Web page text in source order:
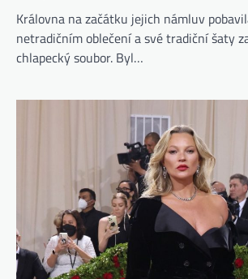
Královna na začátku jejich námluv
netradičním oblečení a své tradiční šaty
chlapecký soubor. Byl…